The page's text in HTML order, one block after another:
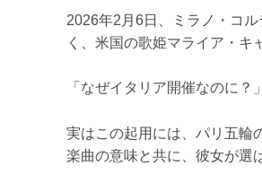
2026年2月6日、ミラノ・コ
く、米国の歌姫マライア・キ
「なぜイタリア開催なのに
実はこの起用には、パリ五輪
楽曲の意味と共に、彼女が選